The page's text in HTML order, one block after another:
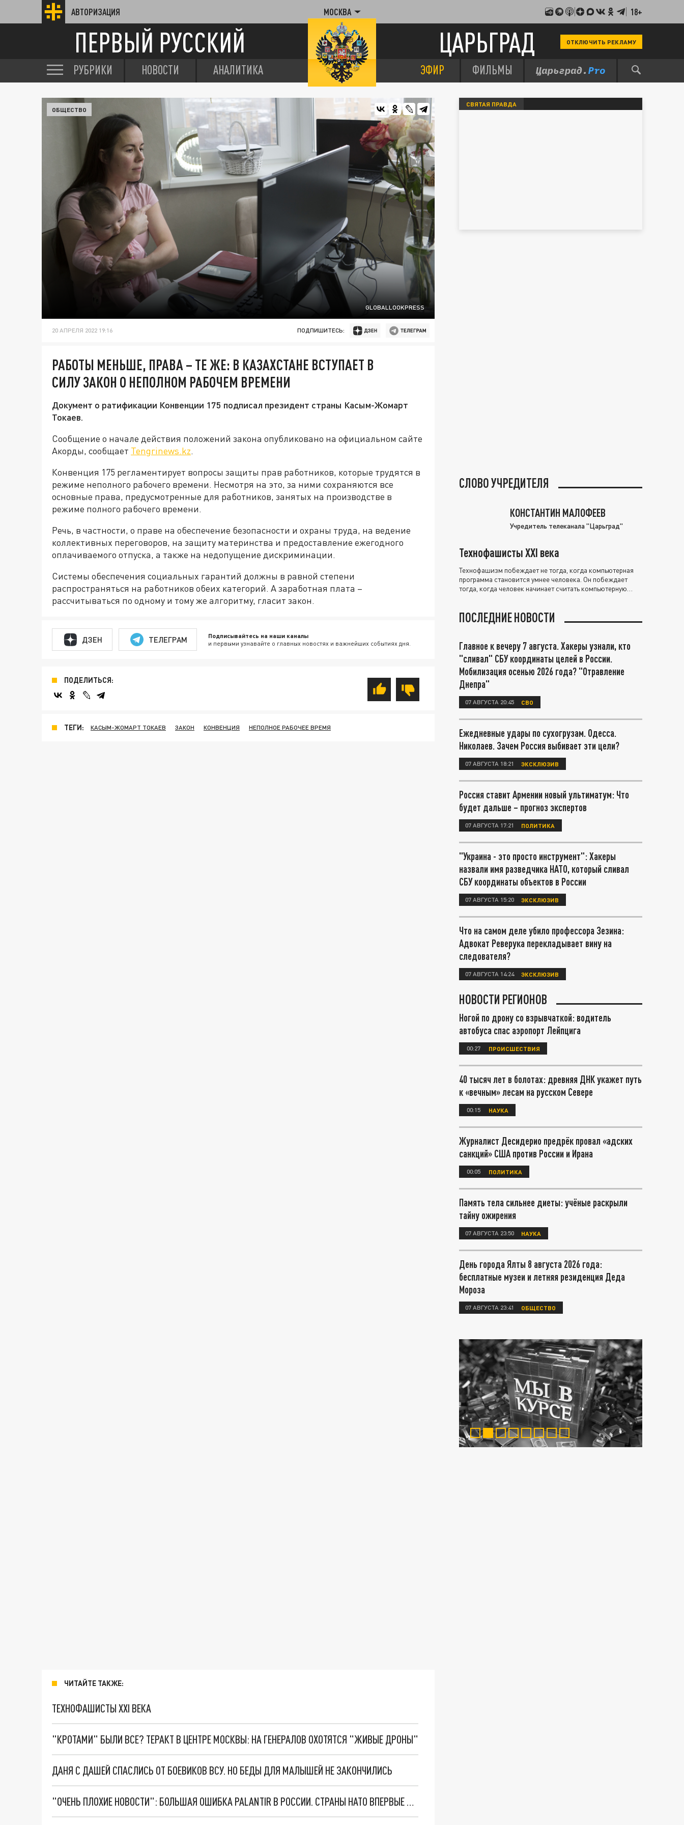
АВТОРИЗАЦИЯ МОСКВА 18+
ПЕРВЫЙ РУССКИЙ ЦАРЬГРАД ОТКЛЮЧИТЬ РЕКЛАМУ
РУБРИКИ НОВОСТИ АНАЛИТИКА ЭФИР ФИЛЬМЫ
GLOBALLOOKPRESS
ОБЩЕСТВО
20 АПРЕЛЯ 2022 19:16 ПОДПИШИТЕСЬ:
РАБОТЫ МЕНЬШЕ, ПРАВА – ТЕ ЖЕ: В КАЗАХСТАНЕ ВСТУПАЕТ В
СИЛУ ЗАКОН О НЕПОЛНОМ РАБОЧЕМ ВРЕМЕНИ
Документ о ратификации Конвенции 175 подписал президент страны Касым-Жомарт
Токаев.
Сообщение о начале действия положений закона опубликовано на официальном сайте
Акорды, сообщает Tengrinews.kz.
Конвенция 175 регламентирует вопросы защиты прав работников, которые трудятся в
режиме неполного рабочего времени. Несмотря на это, за ними сохраняются все
основные права, предусмотренные для работников, занятых на производстве в
режиме полного рабочего времени.
Речь, в частности, о праве на обеспечение безопасности и охраны труда, на ведение
коллективных переговоров, на защиту материнства и предоставление ежегодного
оплачиваемого отпуска, а также на недопущение дискриминации.
Системы обеспечения социальных гарантий должны в равной степени
распространяться на работников обеих категорий. А заработная плата –
рассчитываться по одному и тому же алгоритму, гласит закон.
ДЗЕН ТЕЛЕГРАМ Подписывайтесь на наши каналы
и первыми узнавайте о главных новостях и важнейших событиях дня.
ПОДЕЛИТЬСЯ:
ТЕГИ: КАСЫМ-ЖОМАРТ ТОКАЕВ ЗАКОН КОНВЕНЦИЯ НЕПОЛНОЕ РАБОЧЕЕ ВРЕМЯ
ЧИТАЙТЕ ТАКЖЕ:
ТЕХНОФАШИСТЫ XXI ВЕКА
"КРОТАМИ" БЫЛИ ВСЕ? ТЕРАКТ В ЦЕНТРЕ МОСКВЫ: НА ГЕНЕРАЛОВ ОХОТЯТСЯ "ЖИВЫЕ ДРОНЫ"
ДАНЯ С ДАШЕЙ СПАСЛИСЬ ОТ БОЕВИКОВ ВСУ. НО БЕДЫ ДЛЯ МАЛЫШЕЙ НЕ ЗАКОНЧИЛИСЬ
"ОЧЕНЬ ПЛОХИЕ НОВОСТИ": БОЛЬШАЯ ОШИБКА PALANTIR В РОССИИ. СТРАНЫ НАТО ВПЕРВЫЕ ЗА СВО ОСТАНОВИЛИ ПОСТАВКИ ОРУЖИЯ. ВСУ ТЕРЯЮТ ПРИГРАНИЧЬЕ?
СВЯТАЯ ПРАВДА
СЛОВО УЧРЕДИТЕЛЯ
КОНСТАНТИН МАЛОФЕЕВ
Учредитель телеканала "Царьград"
Технофашисты XXI века
Технофашизм побеждает не тогда, когда компьютерная
программа становится умнее человека. Он побеждает
тогда, когда человек начинает считать компьютерную
ПОСЛЕДНИЕ НОВОСТИ
Главное к вечеру 7 августа. Хакеры узнали, кто
"сливал" СБУ координаты целей в России.
Мобилизация осенью 2026 года? "Отравление
Днепра"
07 АВГУСТА 20:45 СВО
Ежедневные удары по сухогрузам. Одесса.
Николаев. Зачем Россия выбивает эти цели?
07 АВГУСТА 18:21 ЭКСКЛЮЗИВ
Россия ставит Армении новый ультиматум: Что
будет дальше – прогноз экспертов
07 АВГУСТА 17:21 ПОЛИТИКА
"Украина - это просто инструмент": Хакеры
назвали имя разведчика НАТО, который сливал
СБУ координаты объектов в России
07 АВГУСТА 15:20 ЭКСКЛЮЗИВ
Что на самом деле убило профессора Зезина:
Адвокат Реверука перекладывает вину на
следователя?
07 АВГУСТА 14:24 ЭКСКЛЮЗИВ
НОВОСТИ РЕГИОНОВ
Ногой по дрону со взрывчаткой: водитель
автобуса спас аэропорт Лейпцига
00:27 ПРОИСШЕСТВИЯ
40 тысяч лет в болотах: древняя ДНК укажет путь
к «вечным» лесам на русском Севере
00:15 НАУКА
Журналист Десидерио предрёк провал «адских
санкций» США против России и Ирана
00:05 ПОЛИТИКА
Память тела сильнее диеты: учёные раскрыли
тайну ожирения
07 АВГУСТА 23:50 НАУКА
День города Ялты 8 августа 2026 года:
бесплатные музеи и летняя резиденция Деда
Мороза
07 АВГУСТА 23:41 ОБЩЕСТВО